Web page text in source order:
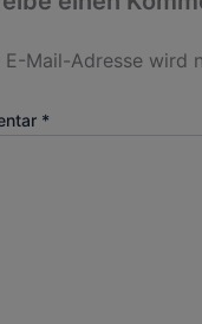
E-Mail-Adresse wird
*